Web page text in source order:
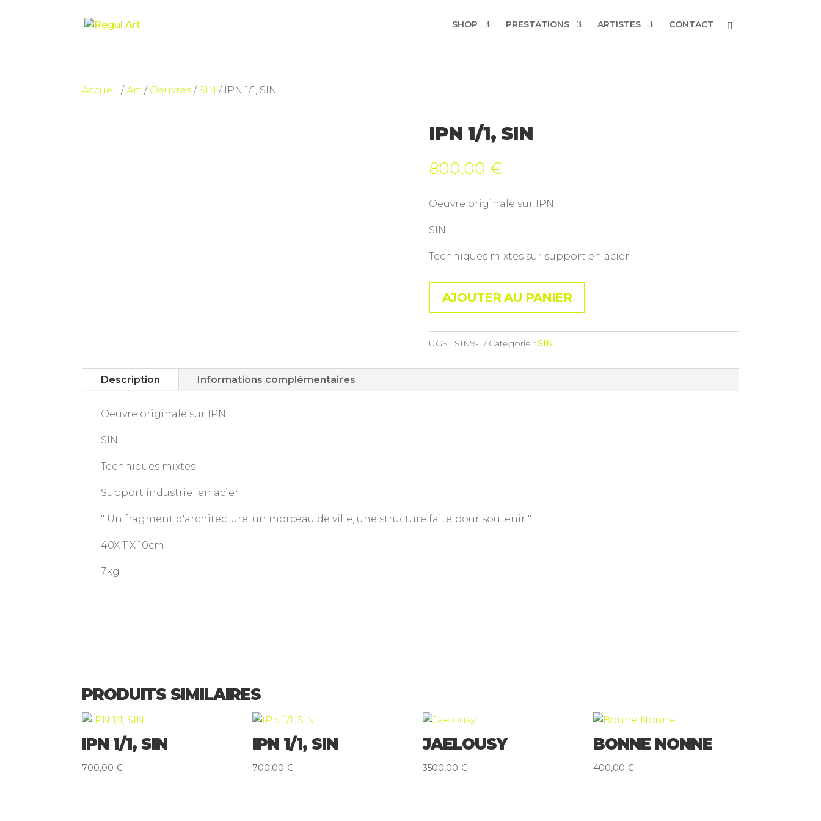
SHOP PRESTATIONS ARTISTES CONTACT
Accueil /Art / Oeuvres / SIN / IPN 1/1, SIN
IPN 1/1, SIN
800,00 €
Oeuvre originale sur IPN
SIN
Techniques mixtes sur support en acier
AJOUTER AU PANIER
UGS : SIN9-1 Catégorie : SIN
Description Informations complémentaires
Oeuvre originale sur IPN
SIN
Techniques mixtes
Support industriel en acier
" Un fragment d'architecture, un morceau de ville, une structure faite pour soutenir "
40X 11X 10cm
7kg
PRODUITS SIMILAIRES
IPN 1/1, SIN
700,00€
IPN 1/1, SIN
700,00€
JAELOUSY
3500,00€
BONNE NONNE
400,00€